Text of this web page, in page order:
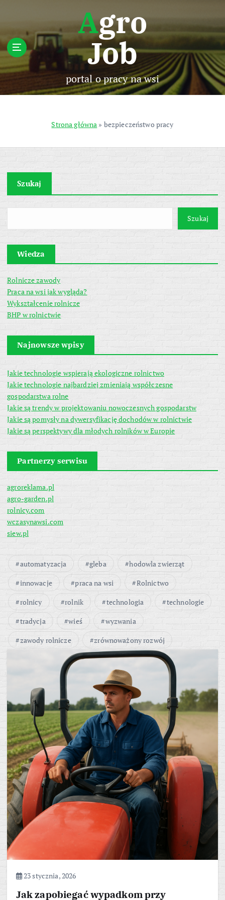
p
t
c
n
Agro
Job
portal o pracy na wsi
Strona główna » bezpieczeństwo pracy
Szukaj
Szukaj
Wiedza
Rolnicze zawody
Praca na wsi jak wygląda?
Wykształcenie rolnicze
BHP w rolnictwie
Najnowsze wpisy
Jakie technologie wspierają ekologiczne rolnictwo
Jakie technologie najbardziej zmieniają współczesne
gospodarstwa rolne
Jakie są trendy w projektowaniu nowoczesnych gospodarstw
Jakie są pomysły na dywersyfikację dochodów w rolnictwie
Jakie są perspektywy dla młodych rolników w Europie
Partnerzy serwisu
agroreklama.pl
agro-garden.pl
rolnicy.com
wczasynawsi.com
siew.pl
automatyzacja gleba
hodowla zwierząt
innowacje
praca na wsi
Rolnictwo
rolnicy
rolnik technologia
technologie
tradycja
wieś
wyzwania
zawody rolnicze
zrównoważony rozwój
23 stycznia, 2026
Jak zapobiegać wypadkom przy